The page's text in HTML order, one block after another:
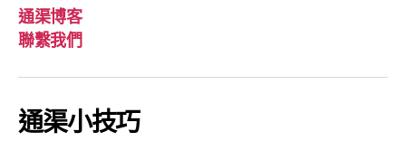
通渠博客
聯繫我們
通渠小技巧